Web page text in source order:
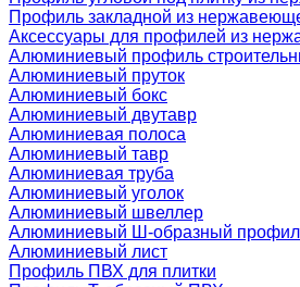
Профиль закладной из
Аксессуары для профилей из
Алюминиевый профиль
Алюминиевый пруток
Алюминиевый бокс
Алюминиевый двутавр
Алюминиевая полоса
Алюминиевый тавр
Алюминиевая труба
Алюминиевый уголок
Алюминиевый швеллер
Алюминиевый Ш-образный
Алюминиевый лист
Профиль ПВХ для плитки